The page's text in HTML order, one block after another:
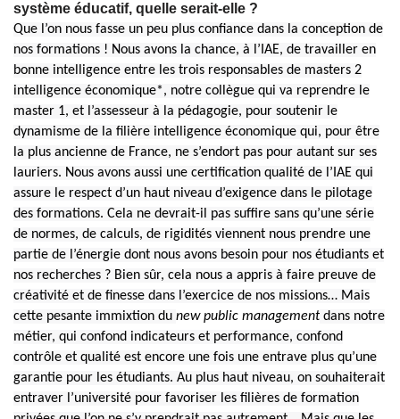
système éducatif, quelle serait-elle ?
Que l’on nous fasse un peu plus confiance dans la conception de
nos formations ! Nous avons la chance, à l’IAE, de travailler en
bonne intelligence entre les trois responsables de masters 2
intelligence économique*, notre collègue qui va reprendre le
master 1, et l’assesseur à la pédagogie, pour soutenir le
dynamisme de la filière intelligence économique qui, pour être
la plus ancienne de France, ne s’endort pas pour autant sur ses
lauriers. Nous avons aussi une certification qualité de l’IAE qui
assure le respect d’un haut niveau d’exigence dans le pilotage
des formations. Cela ne devrait-il pas suffire sans qu’une série
de normes, de calculs, de rigidités viennent nous prendre une
partie de l’énergie dont nous avons besoin pour nos étudiants et
nos recherches ? Bien sûr, cela nous a appris à faire preuve de
créativité et de finesse dans l’exercice de nos missions… Mais
cette pesante immixtion du new public management dans notre
métier, qui confond indicateurs et performance, confond
contrôle et qualité est encore une fois une entrave plus qu’une
garantie pour les étudiants. Au plus haut niveau, on souhaiterait
entraver l’université pour favoriser les filières de formation